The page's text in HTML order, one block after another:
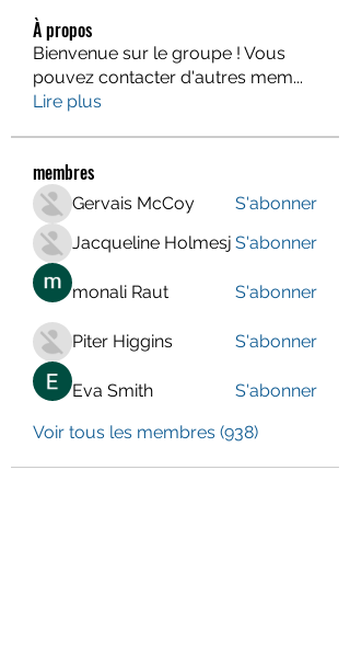
À propos
Bienvenue sur le groupe ! Vous
pouvez contacter d'autres mem...
Lire plus
membres
Gervais McCoy
S'abonner
Jacqueline Holmesj S'abonner
monali Raut S'abonner
Piter Higgins S'abonner
Eva Smith
S'abonner
Voir tous les membres (938)